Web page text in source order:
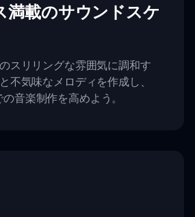
満載のサウンドスケ
スリリングな雰囲気に調和す
不気味なメロディを作成し、
音楽制作を高めよう。